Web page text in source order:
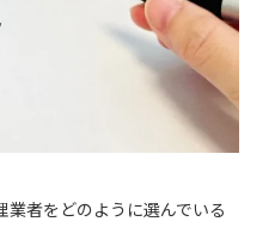
者をどのように選んでいる